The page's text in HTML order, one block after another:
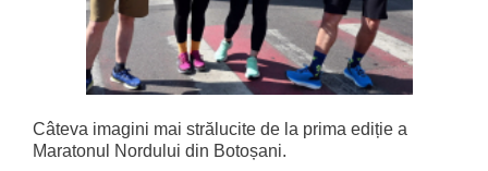
Câteva imagini mai strălucite de la prima ediție a
Maratonul Nordului din Botoșani.